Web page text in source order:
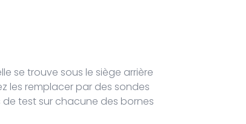
se trouve sous le siège arrière
les remplacer par des sondes
test sur chacune des bornes